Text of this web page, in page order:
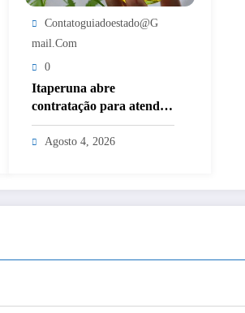
Contatoguiadoestado@g
Mail.com
0
Itaperuna abre
contratação para atender
criança que utiliza
medicamento derivado de
Agosto 4, 2026